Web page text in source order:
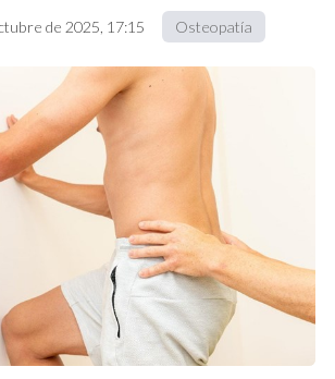
de 2025, 17:15 Osteopatía